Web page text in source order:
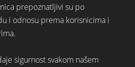
prepoznatljivi su po
i odnosu prema korisnicima i
sigurnost svakom našem